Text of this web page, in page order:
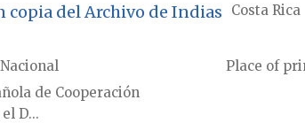
copia del Archivo de Indias Costa Rica
Place of
de Cooperación
D...